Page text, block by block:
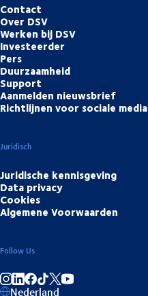
Contact
Over DSV
Werken bij DSV
Investeerder
Pers
Duurzaamheid
Support
Aanmelden nieuwsbrief
Richtlijnen voor sociale media
Juridisch
Juridische kennisgeving
Data privacy
Cookies
Algemene Voorwaarden
Follow Us
Deel op Instagram
Deel op LinkedIn
Deel op Facebook
Deel op TikTok
Nederland